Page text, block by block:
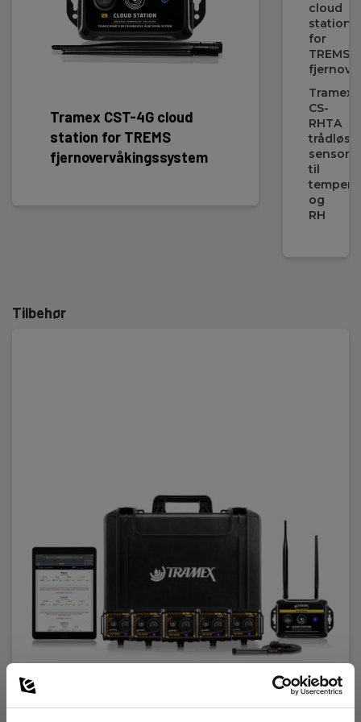
Tramex CST-4G cloud
station for TREMS
fjernovervåkingssystem
RH
cloud
station
for
TREMS
Tramex
CS-
RHTA
trådløs
sensor
til
og
RH
Tilbehør
Tramex TREMS-5x ekstern m. online data